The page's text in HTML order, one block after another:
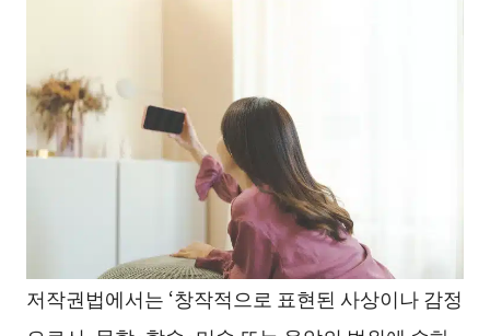
저작권법에서는 ‘창작적으로 표현된 사상이나 감정